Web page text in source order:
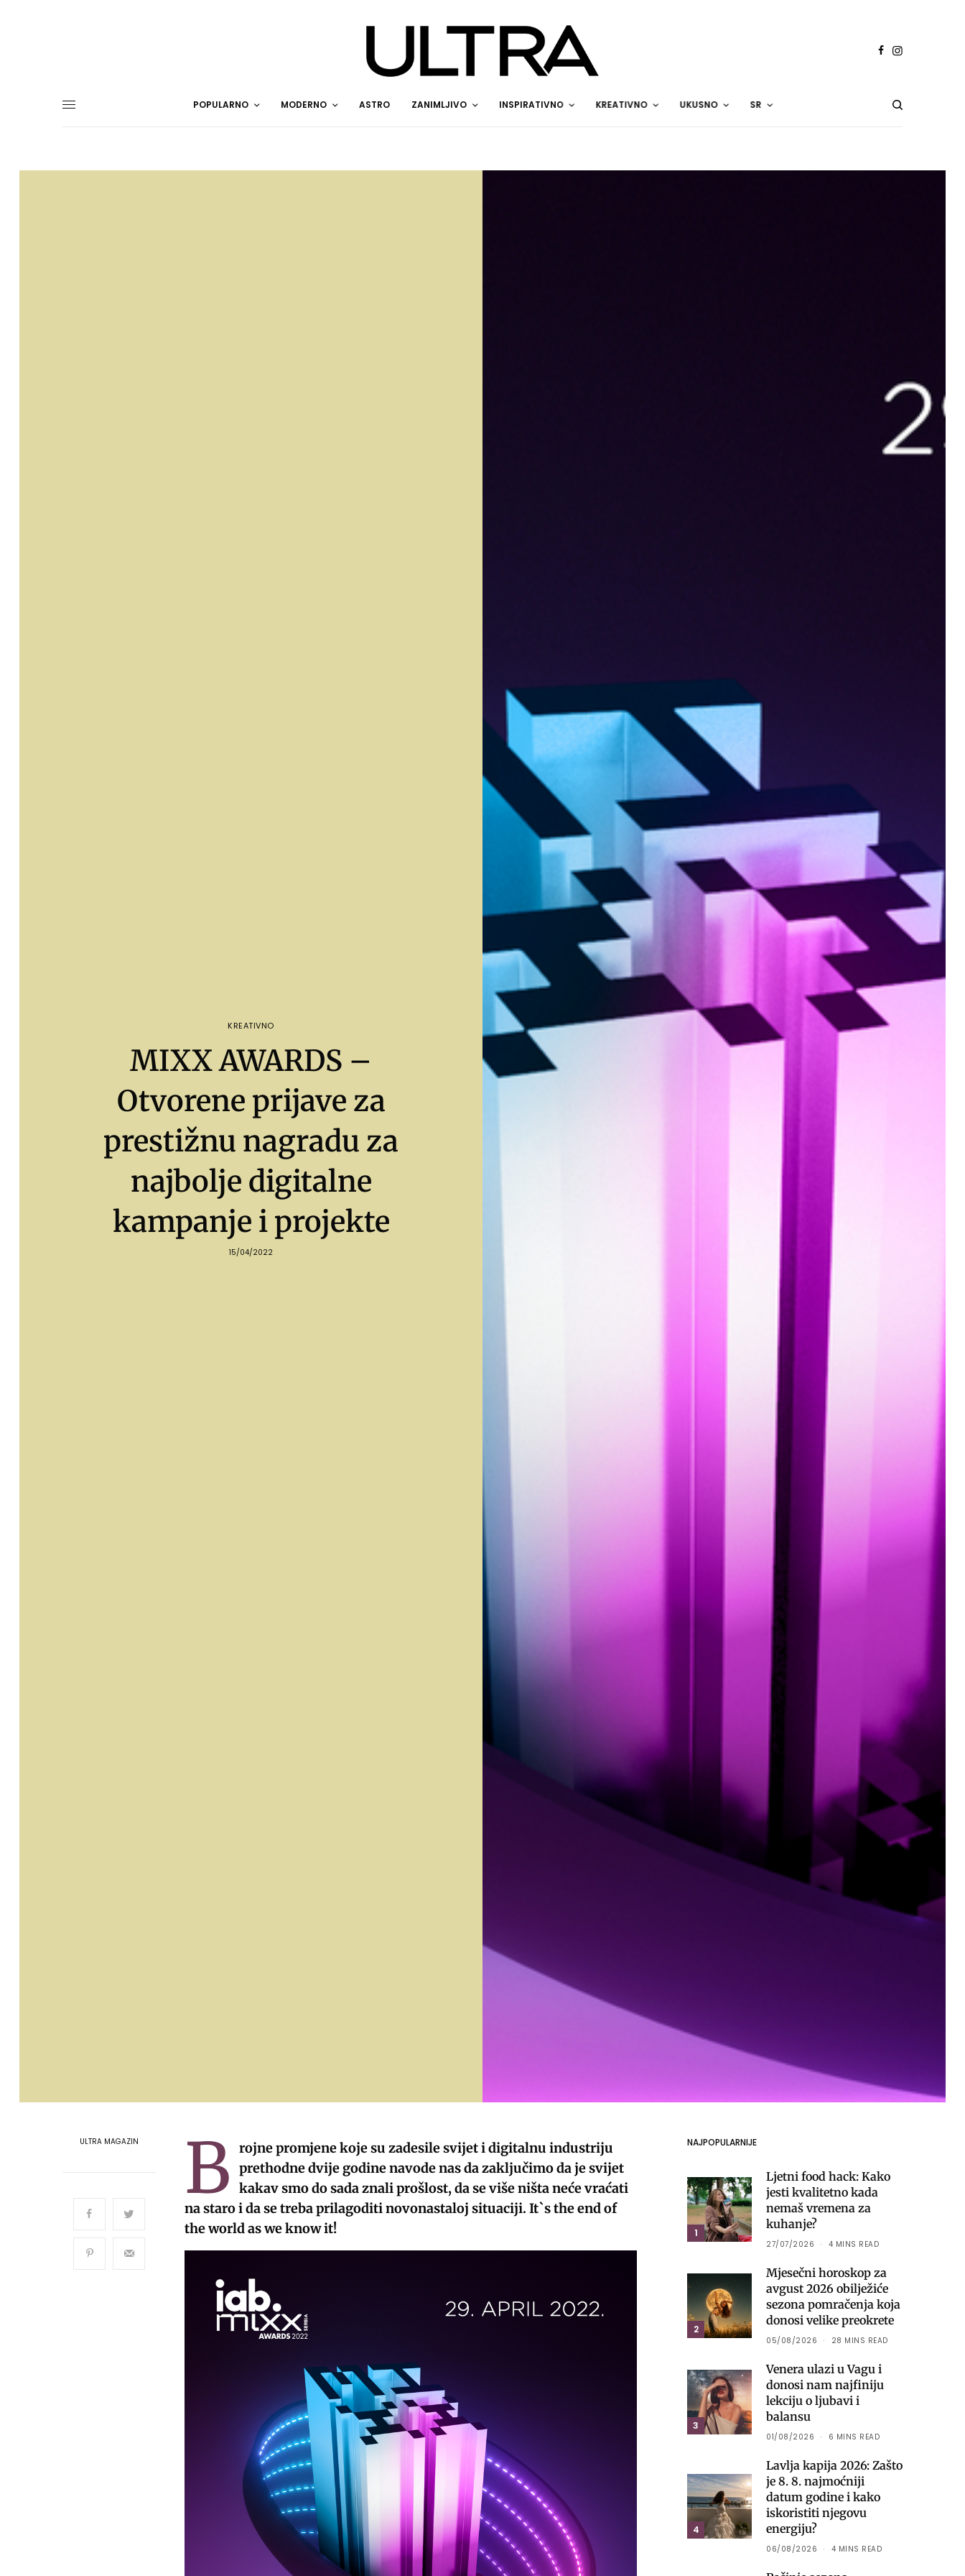
POPULARNO MODERNO ASTRO ZANIMLJIVO INSPIRATIVNO KREATIVNO UKUSNO SR
KREATIVNO
MIXX AWARDS –
Otvorene prijave za
prestižnu nagradu za
najbolje digitalne
kampanje i projekte
15/04/2022
ULTRA MAGAZIN B
rojne promjene koje su zadesile svijet i digitalnu industriju
prethodne dvije godine navode nas da zaključimo da je svijet
kakav smo do sada znali prošlost, da se više ništa neće vraćati
na staro i da se treba prilagoditi novonastaloj situaciji. It`s the end of
the world as we know it!
NAJPOPULARNIJE
1
Ljetni food hack: Kako
jesti kvalitetno kada
nemaš vremena za
kuhanje?
27/07/2026 4 MINS READ
2
Mjesečni horoskop za
avgust 2026 obilježiće
sezona pomračenja koja
donosi velike preokrete
05/08/2026 28 MINS READ
3
Venera ulazi u Vagu i
donosi nam najfiniju
lekciju o ljubavi i
balansu
01/08/2026 6 MINS READ
4
Lavlja kapija 2026: Zašto
je 8. 8. najmoćniji
datum godine i kako
iskoristiti njegovu
energiju?
06/08/2026 4 MINS READ